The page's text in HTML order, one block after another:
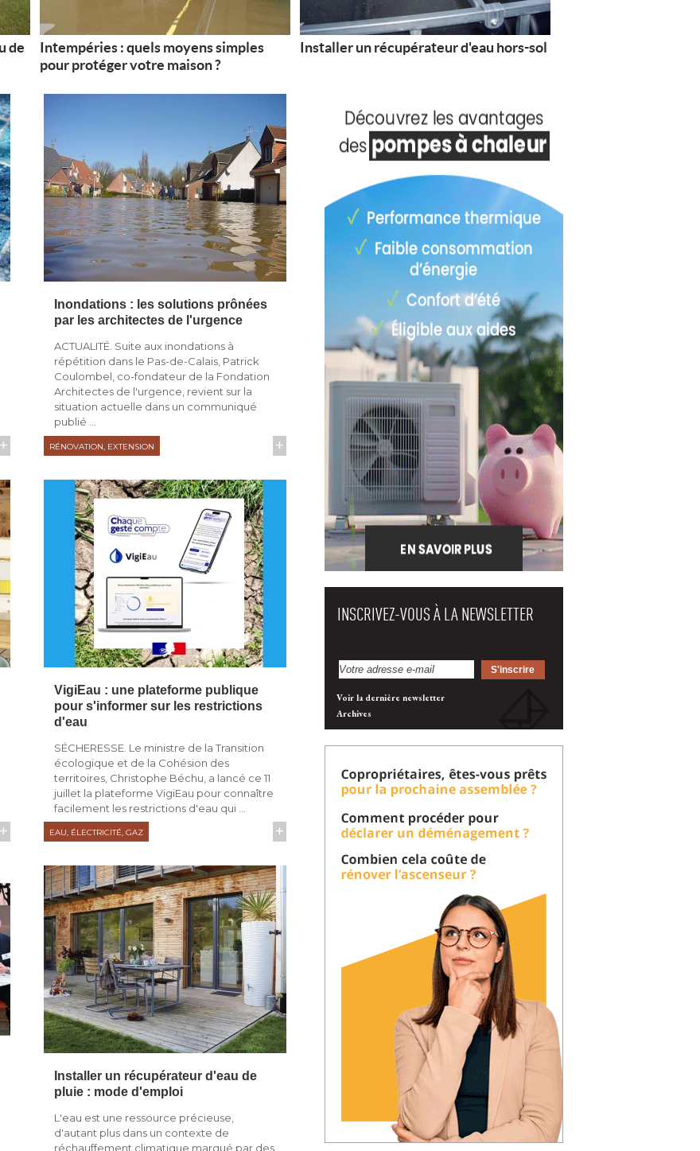
de
Intempéries : quels moyens simples
pour protéger votre maison ?
Installer un récupérateur d'eau hors-sol
+
Inondations : les solutions prônées
par les architectes de l'urgence
ACTUALITÉ. Suite aux inondations à
répétition dans le Pas-de-Calais, Patrick
Coulombel, co-fondateur de la Fondation
Architectes de l'urgence, revient sur la
situation actuelle dans un communiqué
publié ...
RÉNOVATION, EXTENSION +
+
VigiEau : une plateforme publique
pour s'informer sur les restrictions
d'eau
SÉCHERESSE. Le ministre de la Transition
écologique et de la Cohésion des
territoires, Christophe Béchu, a lancé ce 11
juillet la plateforme VigiEau pour connaître
facilement les restrictions d'eau qui ...
EAU, ÉLECTRICITÉ, GAZ +
Installer un récupérateur d'eau de
pluie : mode d'emploi
L'eau est une ressource précieuse,
d'autant plus dans un contexte de
réchauffement climatique marqué par des
INSCRIVEZ-VOUS À LA NEWSLETTER
Voir la dernière newsletter
Archives